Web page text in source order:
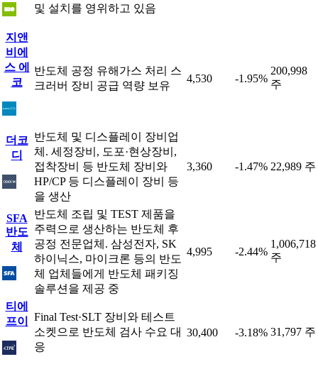
및 설치를 영위하고 있음
지앤
비에
스 에
코
반도체 공정 유해가스 처리 스
크러버 장비 공급 역량 보유
4,530 -1.95%
200,998
주
더코
디
반도체 및 디스플레이 장비업
체. 세정장비, 도포·현상장비,
접착장비 등 반도체 장비와
HP/CP 등 디스플레이 장비 등
을 생산
3,360 -1.47% 22,989 주
SFA
반도
체
반도체 조립 및 TEST 제품을
주력으로 생산하는 반도체 후
공정 전문업체. 삼성전자, SK
하이닉스, 마이크론 등의 반도
체 업체들에게 반도체 패키징
솔루션을 제공 중
4,995 -2.44%
1,006,718
주
티에
프이
Final Test·SLT 장비와 테스트
소켓으로 반도체 검사 수요 대
응
30,400 -3.18% 31,797 주